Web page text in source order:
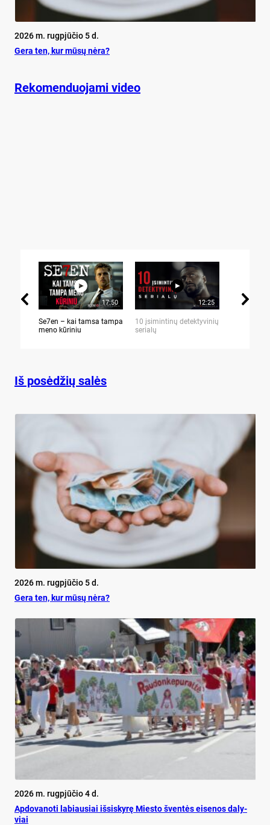
2026 m. rugpjūčio 5 d.
Ge­ra ten, kur mū­sų nė­ra?
Rekomenduojami video
17:50
Se7en – kai tamsa tampa
meno kūriniu
12:25
10 įsimintinų detektyvinių
serialų
Iš posėdžių salės
2026 m. rugpjūčio 5 d.
Ge­ra ten, kur mū­sų nė­ra?
2026 m. rugpjūčio 4 d.
Ap­do­va­no­ti la­biau­siai iš­si­sky­rę Mies­to šven­tės ei­se­nos da­ly­
viai